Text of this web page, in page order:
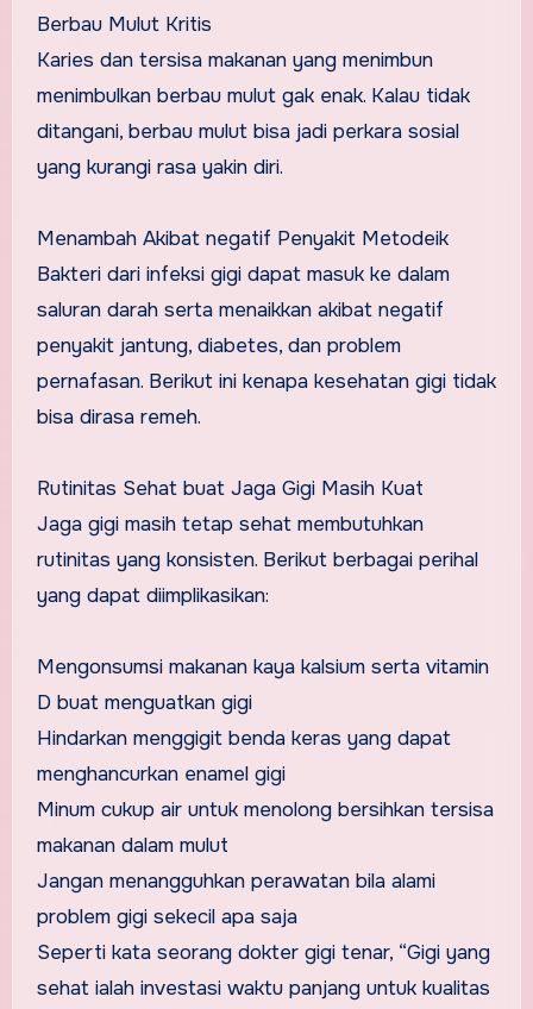
Berbau Mulut Kritis
Karies dan tersisa makanan yang menimbun
menimbulkan berbau mulut gak enak. Kalau tidak
ditangani, berbau mulut bisa jadi perkara sosial
yang kurangi rasa yakin diri.
Menambah Akibat negatif Penyakit Metodeik
Bakteri dari infeksi gigi dapat masuk ke dalam
saluran darah serta menaikkan akibat negatif
penyakit jantung, diabetes, dan problem
pernafasan. Berikut ini kenapa kesehatan gigi tidak
bisa dirasa remeh.
Rutinitas Sehat buat Jaga Gigi Masih Kuat
Jaga gigi masih tetap sehat membutuhkan
rutinitas yang konsisten. Berikut berbagai perihal
yang dapat diimplikasikan:
Mengonsumsi makanan kaya kalsium serta vitamin
D buat menguatkan gigi
Hindarkan menggigit benda keras yang dapat
menghancurkan enamel gigi
Minum cukup air untuk menolong bersihkan tersisa
makanan dalam mulut
Jangan menangguhkan perawatan bila alami
problem gigi sekecil apa saja
Seperti kata seorang dokter gigi tenar, “Gigi yang
sehat ialah investasi waktu panjang untuk kualitas